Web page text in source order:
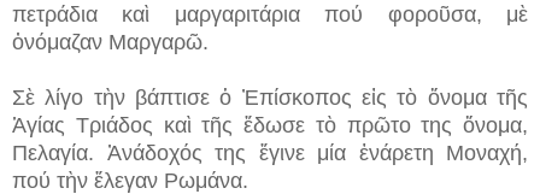
πετράδια καὶ μαργαριτάρια πού φοροῦσα, μὲ
ὀνόμαζαν Μαργαρῶ.
Σὲ λίγο τὴν βάπτισε ὁ Ἐπίσκοπος εἰς τὸ ὄνομα τῆς
Ἁγίας Τριάδος καὶ τῆς ἔδωσε τὸ πρῶτο της ὄνομα,
Πελαγία. Ἀνάδοχός της ἔγινε μία ἐνάρετη Μοναχή,
πού τὴν ἔλεγαν Ρωμάνα.